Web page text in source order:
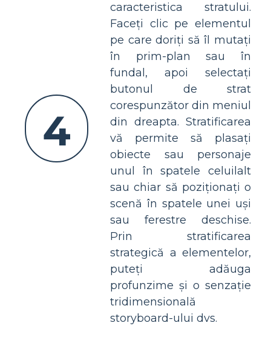
4
caracteristica stratului.
Faceți clic pe elementul
pe care doriți să îl mutați
în prim-plan sau în
fundal, apoi selectați
butonul de strat
corespunzător din meniul
din dreapta. Stratificarea
vă permite să plasați
obiecte sau personaje
unul în spatele celuilalt
sau chiar să poziționați o
scenă în spatele unei uși
sau ferestre deschise.
Prin stratificarea
strategică a elementelor,
puteți adăuga
profunzime și o senzație
tridimensională
storyboard-ului dvs.